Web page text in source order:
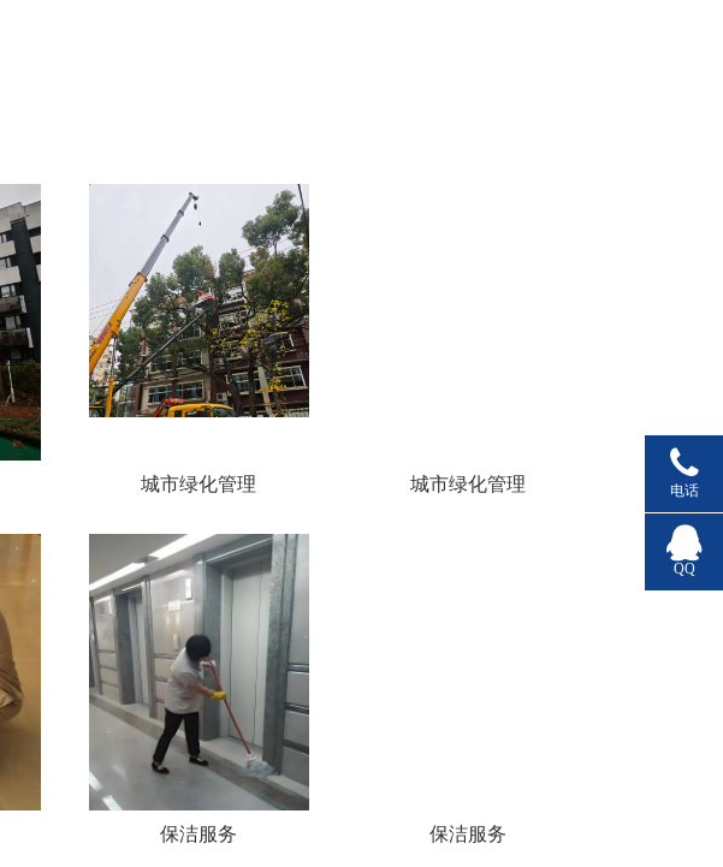
城市绿化管理 城市绿化管理
保洁服务 保洁服务
电话
QQ